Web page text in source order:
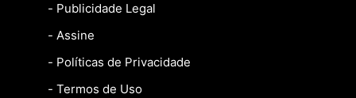
- Publicidade Legal
- Assine
- Políticas de Privacidade
- Termos de Uso